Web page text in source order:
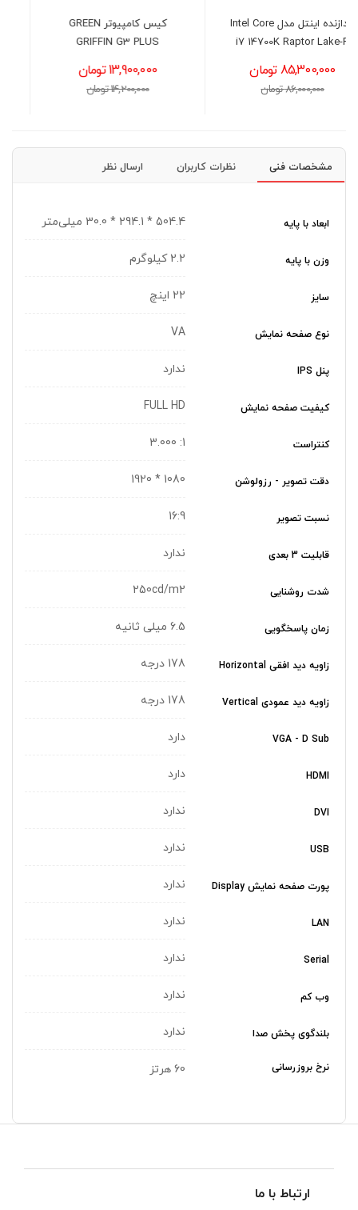
کیس کامپیوتر GREEN
GRIFFIN G3 PLUS
13,900,000 تومان
14,200,000 تومان
i7-13700K Raptor Lake
81,400,000 تومان
82,500,000 تومان
مشخصات فنی نظرات کاربران ارسال نظر
ابعاد با پایه 504.4 * 294.1 * 30.0 میلی‌متر
وزن با پایه 2.2 کیلوگرم
سایز 22 اینچ
نوع صفحه نمایش VA
پنل IPS ندارد
کیفیت صفحه نمایش FULL HD
کنتراست 1: 3.000
دقت تصویر - رزولوشن 1080 * 1920
نسبت تصویر 16:9
قابلیت 3 بعدی ندارد
شدت روشنایی 250cd/m2
زمان پاسخگویی 6.5 میلی ثانیه
زاویه دید افقی Horizontal 178 درجه
زاویه دید عمودی Vertical 178 درجه
VGA - D Sub دارد
HDMI دارد
DVI ندارد
USB ندارد
پورت صفحه نمایش Display ندارد
LAN ندارد
Serial ندارد
وب کم ندارد
بلندگوی پخش صدا ندارد
نرخ بروزرسانی 60 هرتز
ارتباط با ما